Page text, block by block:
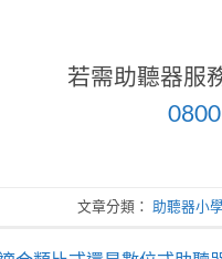
若需助聽器服
文章分類： 助聽器小